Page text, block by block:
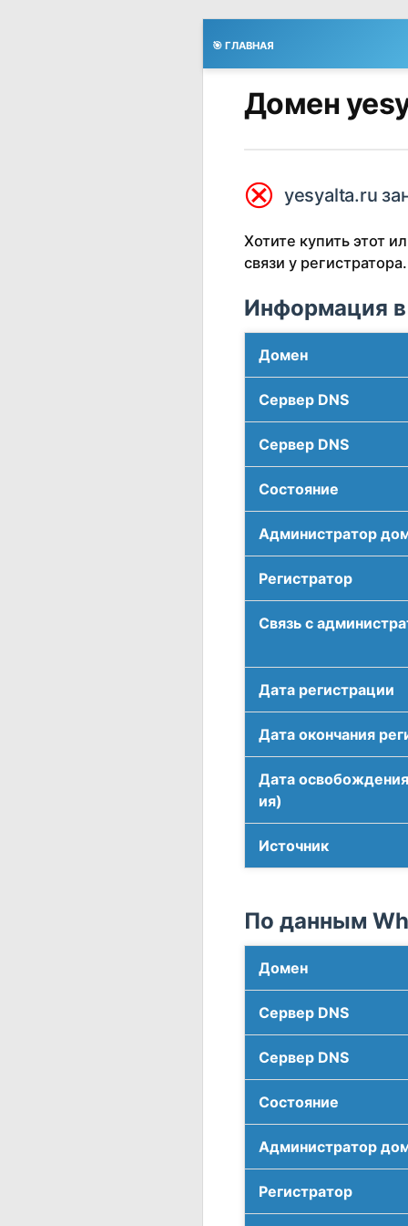
🎯 ГЛАВНАЯ
Домен
⮿ yesyalta.ru
Хотите купить этот
связи у регистратора.
Информация в
Домен
Сервер DNS
Сервер DNS
Соcтояние
Администратор
Регистратор
Связь с
Дата регистрации
Дата окончания
Дата
ия)
Источник
По данным
Домен
Сервер DNS
Сервер DNS
Соcтояние
Администратор
Регистратор